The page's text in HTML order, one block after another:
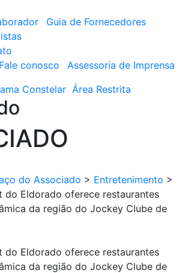
Guia de Fornecedores
Fale conosco
Assessoria de Imprensa
Constelar Área Restrita
do Associado > Entretenimento >
do Eldorado oferece restaurantes
da região do Jockey Clube de
do Eldorado oferece restaurantes
da região do Jockey Clube de